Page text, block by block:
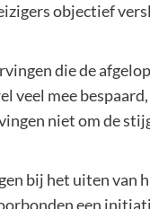
objectief
die de
veel mee
niet om de
bij het uiten van
een